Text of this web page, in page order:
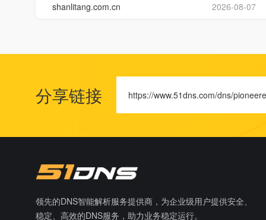
shanlitang.com.cn
2026-08-07
分享链接 https://www.51dns.com/dns/
领先的DNS智能解析服务提供商，为企业级用户提供安全、
稳定、高效的DNS服务，助力业务稳定运行。